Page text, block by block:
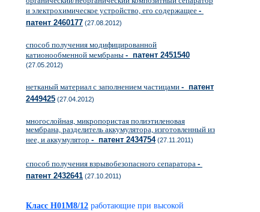
и электрохимическое устройство, его содержащее -
патент 2460177 (27.08.2012)
способ получения модифицированной
катионообменной мембраны - патент 2451540
(27.05.2012)
нетканый материал с заполнением частицами - патент
2449425 (27.04.2012)
многослойная, микропористая полиэтиленовая
мембрана, разделитель аккумулятора, изготовленный из
нее, и аккумулятор - патент 2434754(27.11.2011)
способ получения взрывобезопасного сепаратора -
патент 2432641 (27.10.2011)
Класс H01M8/12 работающие при высокой